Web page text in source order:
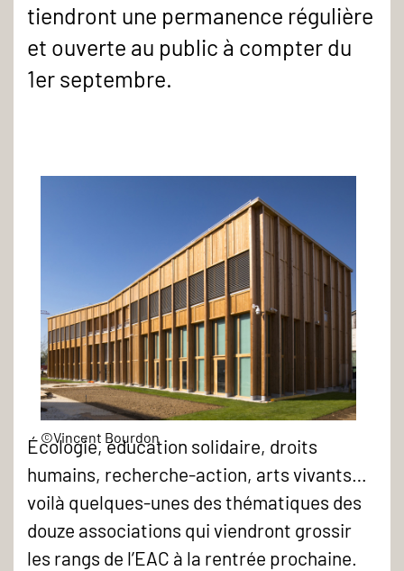
tiendront une permanence régulière
et ouverte au public à compter du
1er septembre.
Espace
associatif
et
culturel
-
©Vincent Bourdon
Écologie, éducation solidaire, droits
humains, recherche-action, arts vivants…
voilà quelques-unes des thématiques des
douze associations qui viendront grossir
les rangs de l’EAC à la rentrée prochaine.